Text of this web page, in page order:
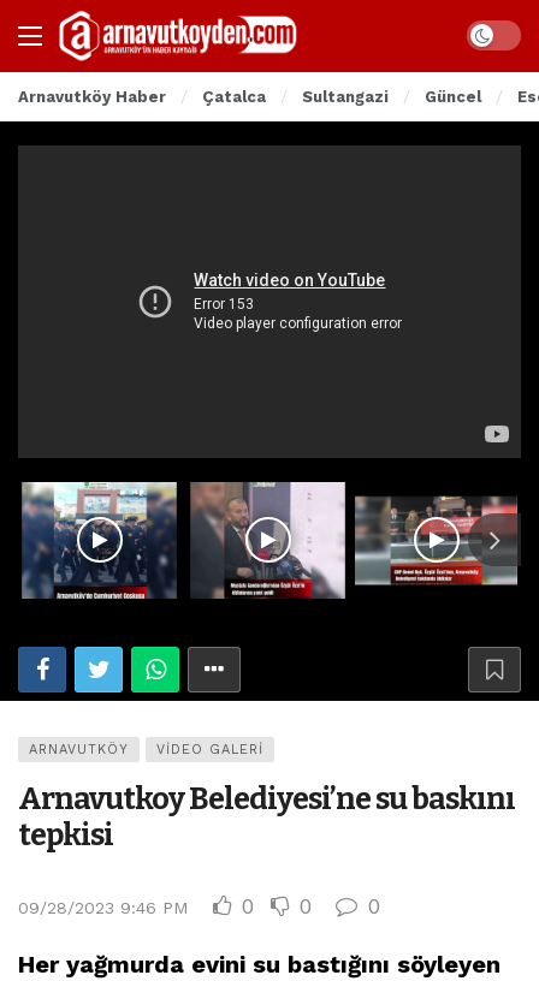
Arnavutköy Haber Çatalca Sultangazi Güncel
ARNAVUTKÖY VIDEO GALERI
Arnavutkoy Belediyesi’ne su baskını
tepkisi
09/28/2023 9:46 PM 0 0 0
Her yağmurda evini su bastığını söyleyen